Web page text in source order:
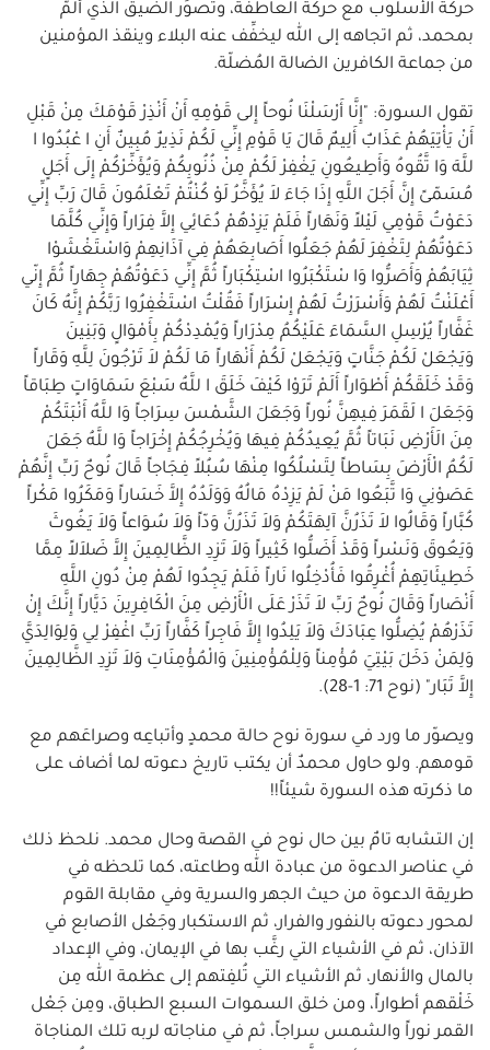
حركة الأسلوب مع حركة العاطفة، وتصوِّر الضيق الذي ألمَّ
بمحمد، ثم اتجاهه إلى الله ليخفِّف عنه البلاء وينقذ المؤمنين
من جماعة الكافرين الضالة المُضلّة.
تقول السورة: "إِنَّا أَرْسَلْنَا نُوحاً إِلى قَوْمِهِ أَنْ أَنْذِرْ قَوْمَكَ مِنْ قَبْلِ
أَنْ يَأْتِيَهُمْ عَذَابٌ أَلِيمٌ قَالَ يَا قَوْمِ إِنِّي لَكُمْ نَذِيرٌ مُبِينٌ أَنِ ا عْبُدُوا ا
للَّهَ وَا تَّقُوهُ وَأَطِيعُونِ يَغْفِرْ لَكُمْ مِنْ ذُنُوبِكُمْ وَيُؤَخِّرْكُمْ إِلَى أَجَلٍ
مُسَمّىً إِنَّ أَجَلَ اللَّهِ إِذَا جَاءَ لاَ يُؤَخَّرُ لَوْ كُنْتُمْ تَعْلَمُونَ قَالَ رَبِّ إِنِّي
دَعَوْتُ قَوْمِي لَيْلاً وَنَهَاراً فَلَمْ يَزِدْهُمْ دُعَائِي إِلاَّ فِرَاراً وَإِنِّي كُلَّمَا
دَعَوْتُهُمْ لِتَغْفِرَ لَهُمْ جَعَلُوا أَصَابِعَهُمْ فِي آذَانِهِمْ وَاسْتَغْشَوْا
ثِيَابَهُمْ وَأَصَرُّوا وَا سْتَكْبَرُوا اسْتِكْبَاراً ثُمَّ إِنِّي دَعَوْتُهُمْ جِهَاراً ثُمَّ إِنّي
أَعْلَنْتُ لَهُمْ وَأَسْرَرْتُ لَهُمْ إِسْرَاراً فَقُلْتُ اسْتَغْفِرُوا رَبَّكُمْ إِنَّهُ كَانَ
غَفَّاراً يُرْسِلِ السَّمَاءَ عَلَيْكُمُ مِدْرَاراً وَيُمْدِدْكُمْ بِأَمْوَالٍ وَبَنِينَ
وَيَجْعَلْ لَكُمْ جَنَّاتٍ وَيَجْعَلْ لَكُمْ أَنْهَاراً مَا لَكُمْ لاَ تَرْجُونَ لِلَّهِ وَقَاراً
وَقَدْ خَلَقَكُمْ أَطْوَاراً أَلَمْ تَرَوْا كَيْفَ خَلَقَ ا للَّهُ سَبْعَ سَمَاوَاتٍ طِبَاقاً
وَجَعَلَ ا لَقَمَرَ فِيهِنَّ نُوراً وَجَعَلَ الشَّمْسَ سِرَاجاً وَا للَّهُ أَنْبَتَكُمْ
مِنَ الَأَرْضِ نَبَاتاً ثُمَّ يُعِيدُكُمْ فِيهَا وَيُخْرِجُكُمْ إِخْرَاجاً وَا للَّهُ جَعَلَ
لَكُمُ الْأَرْضَ بِسَاطاً لِتَسْلُكُوا مِنْهَا سُبُلاً فِجَاجاً قَالَ نُوحٌ رَبِّ إِنَّهُمْ
عَصَوْنِي وَا تَّبَعُوا مَنْ لَمْ يَزِدْهُ مَالُهُ وَوَلَدُهُ إِلاَّ خَسَاراً وَمَكَرُوا مَكْراً
كُبَّاراً وَقَالُوا لاَ تَذَرُنَّ آلِهَتَكُمْ وَلاَ تَذَرُنَّ وَدّاً وَلاَ سُوَاعاً وَلاَ يَغُوثَ
وَيَعُوقَ وَنَسْراً وَقَدْ أَضَلُّوا كَثِيراً وَلاَ تَزِدِ الظَّالِمِينَ إِلاَّ ضَلاَلاً مِمَّا
خَطِيئَاتِهِمْ أُغْرِقُوا فَأُدْخِلُوا نَاراً فَلَمْ يَجِدُوا لَهُمْ مِنْ دُونِ اللَّهِ
أَنْصَاراً وَقَالَ نُوحٌ رَبِّ لاَ تَذَرْ عَلَى الْأَرْضِ مِنَ الْكَافِرِينَ دَيَّاراً إِنَّكَ إِنْ
تَذَرْهُمْ يُضِلُّوا عِبَادَكَ وَلاَ يَلِدُوا إِلاَّ فَاجِراً كَفَّاراً رَبِّ اغْفِرْ لِي وَلِوَالِدَيَّ
وَلِمَنْ دَخَلَ بَيْتِيَ مُؤْمِناً وَلِلْمُؤْمِنِينَ وَالْمُؤْمِنَاتِ وَلاَ تَزِدِ الظَّالِمِينَ
إِلاَّ تَبَار" (نوح 71: 1-28).
ويصوّر ما ورد في سورة نوح حالة محمدٍ وأتباعِه وصراعَهم مع
قومهم. ولو حاول محمدٌ أن يكتب تاريخ دعوته لما أضاف على
ما ذكرته هذه السورة شيئاً!!
إن التشابه تامٌ بين حال نوح في القصة وحال محمد. نلحظ ذلك
في عناصر الدعوة من عبادة الله وطاعته، كما تلحظه في
طريقة الدعوة من حيث الجهر والسرية وفي مقابلة القوم
لمحور دعوته بالنفور والفرار، ثم الاستكبار وجَعْل الأصابع في
الآذان، ثم في الأشياء التي رغَّب بها في الإيمان، وفي الإعداد
بالمال والأنهار، ثم الأشياء التي تُلفِتهم إلى عظمة الله مِن
خَلْقهم أطواراً، ومن خلق السموات السبع الطباق، ومِن جَعْل
القمر نوراً والشمس سراجاً، ثم في مناجاته لربه تلك المناجاة